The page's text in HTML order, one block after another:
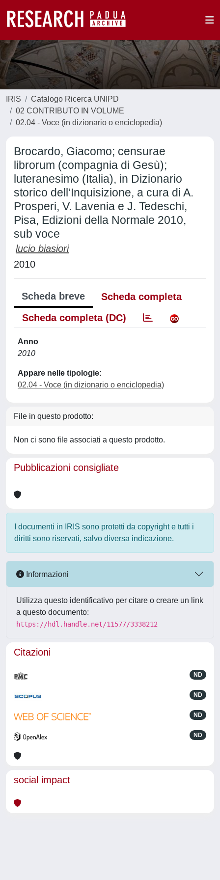
IRIS
Catalogo Ricerca UNIPD
02 CONTRIBUTO IN VOLUME
02.04 - Voce (in dizionario o enciclopedia)
Brocardo, Giacomo; censurae
librorum (compagnia di Gesù);
luteranesimo (Italia), in Dizionario
storico dell’Inquisizione, a cura di A.
Prosperi, V. Lavenia e J. Tedeschi,
Pisa, Edizioni della Normale 2010,
sub voce
lucio biasiori
2010
Scheda breve
Scheda completa
Scheda completa (DC)
Anno
2010
Appare nelle tipologie:
02.04 - Voce (in dizionario o enciclopedia)
File in questo prodotto:
Non ci sono file associati a questo prodotto.
Pubblicazioni consigliate
I documenti in IRIS sono protetti da copyright e tutti i
diritti sono riservati, salvo diversa indicazione.
Informazioni
Utilizza questo identificativo per citare o creare un link
a questo documento:
https://hdl.handle.net/11577/3338212
Citazioni
ND
ND
ND
ND
social impact